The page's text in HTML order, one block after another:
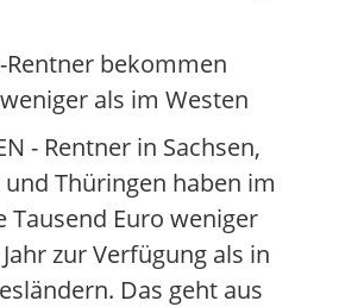
Rentner bekommen
als im Westen
- Rentner in Sachsen,
und Thüringen haben im
Tausend Euro weniger
zur Verfügung als in
Das geht aus